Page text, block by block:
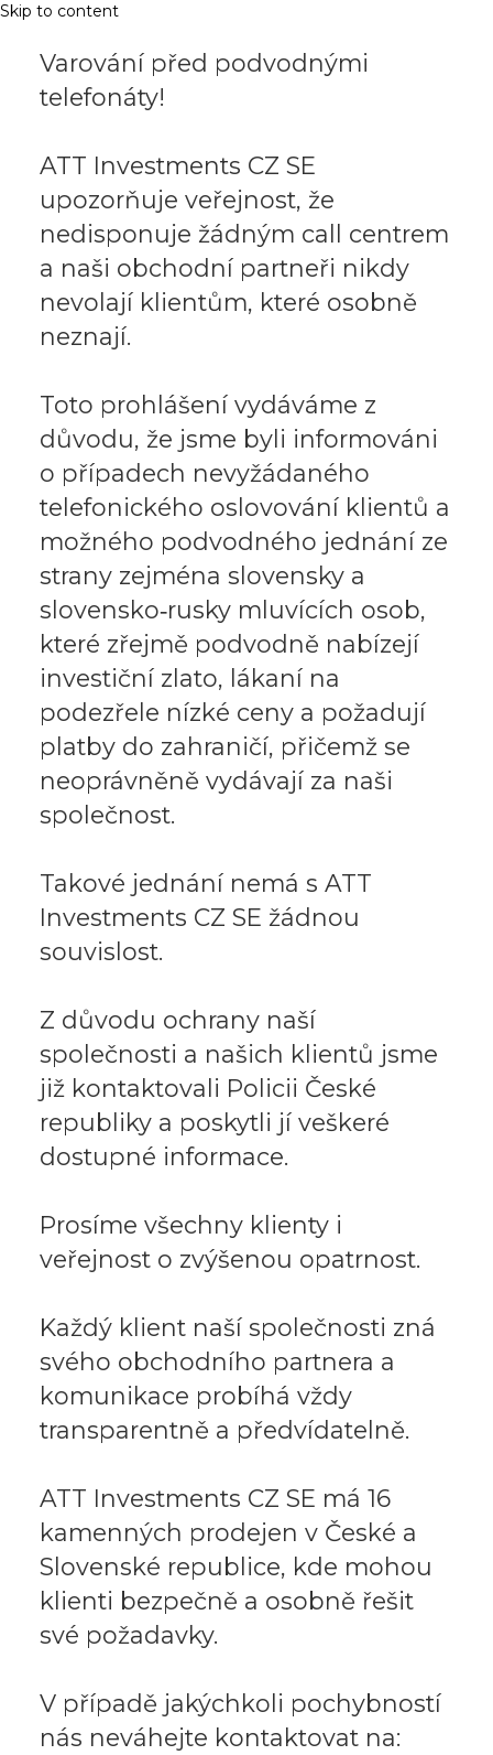
Skip to content
Varování před podvodnými
telefonáty!
ATT Investments CZ SE
upozorňuje veřejnost, že
nedisponuje žádným call centrem
a naši obchodní partneři nikdy
nevolají klientům, které osobně
neznají.
Toto prohlášení vydáváme z
důvodu, že jsme byli informováni
o případech nevyžádaného
telefonického oslovování klientů a
možného podvodného jednání ze
strany zejména slovensky a
slovensko‑rusky mluvících osob,
které zřejmě podvodně nabízejí
investiční zlato, lákaní na
podezřele nízké ceny a požadují
platby do zahraničí, přičemž se
neoprávněně vydávají za naši
společnost.
Takové jednání nemá s ATT
Investments CZ SE žádnou
souvislost.
Z důvodu ochrany naší
společnosti a našich klientů jsme
již kontaktovali Policii České
republiky a poskytli jí veškeré
dostupné informace.
Prosíme všechny klienty i
veřejnost o zvýšenou opatrnost.
Každý klient naší společnosti zná
svého obchodního partnera a
komunikace probíhá vždy
transparentně a předvídatelně.
ATT Investments CZ SE má 16
kamenných prodejen v České a
Slovenské republice, kde mohou
klienti bezpečně a osobně řešit
své požadavky.
V případě jakýchkoli pochybností
nás neváhejte kontaktovat na: